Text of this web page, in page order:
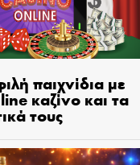
παιχνίδια με
καζίνο και τα
τους